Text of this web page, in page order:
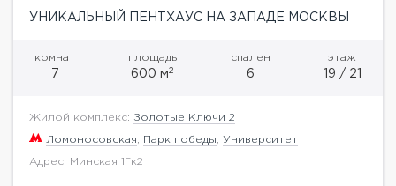
УНИКАЛЬНЫЙ ПЕНТХАУС НА ЗАПАДЕ МОСКВЫ
комнат
7
площадь
600 м2
спален
6
этаж
19 / 21
Жилой комплекс: Золотые Ключи 2
Ломоносовская Парк победы Университет
Адрес: Минская 1Гк2